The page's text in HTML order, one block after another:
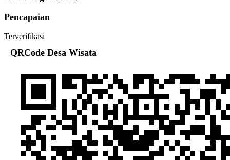
Pencapaian
Terverifikasi
QRCode Desa Wisata